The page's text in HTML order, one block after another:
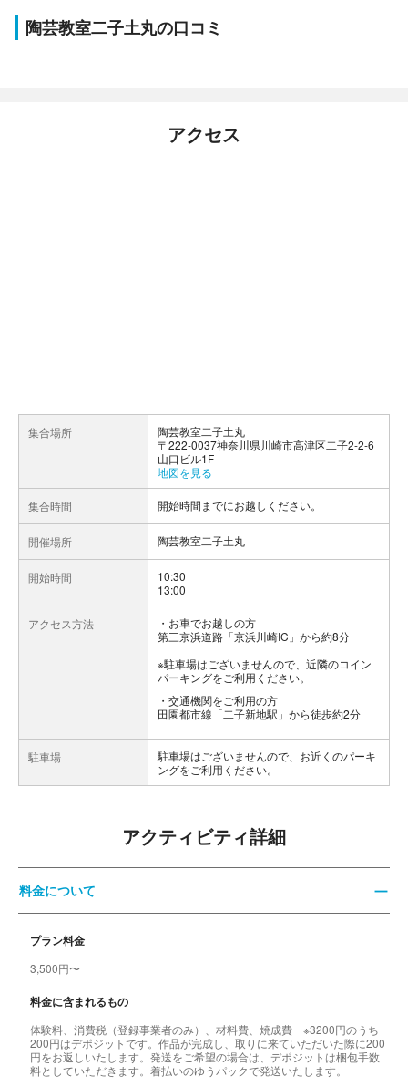
陶芸教室二子土丸の口コミ
アクセス
集合場所
陶芸教室二子土丸
〒222-0037神奈川県川崎市高津区二子2-2-6
山口ビル1F
地図を見る
集合時間 開始時間までにお越しください。
開催場所 陶芸教室二子土丸
開始時間
10:30
13:00
アクセス方法
お車でお越しの方
第三京浜道路「京浜川崎IC」から約8分
※駐車場はございませんので、近隣のコイン
パーキングをご利用ください。
交通機関をご利用の方
田園都市線「二子新地駅」から徒歩約2分
駐車場
駐車場はございませんので、お近くのパーキ
ングをご利用ください。
アクティビティ詳細
料金について
プラン料金
3,500円〜
料金に含まれるもの
体験料、消費税（登録事業者のみ）、材料費、焼成費 ※3200円のうち
200円はデポジットです。作品が完成し、取りに来ていただいた際に200
円をお返しいたします。発送をご希望の場合は、デポジットは梱包手数
料としていただきます。着払いのゆうパックで発送いたします。